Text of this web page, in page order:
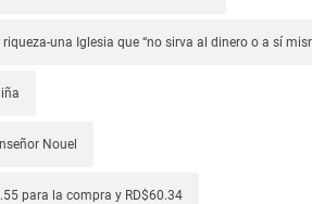
una Iglesia que “no sirva al dinero o a sí
Nouel
para la compra y RD$60.34